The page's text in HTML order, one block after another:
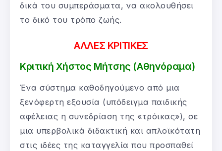
δικά του συμπεράσματα, να ακολουθήσει
το δικό του τρόπο ζωής.
ΑΛΛΕΣ ΚΡΙΤΙΚΕΣ
Κριτική Χήστος Μήτσης (Αθηνόραμα)
Ένα σύστημα καθοδηγούμενο από μια
ξενόφερτη εξουσία­ (υπόδειγμα παιδικής
αφέλειας­ η συνεδρίαση της «τρόικας»), σε
μια υπερβολικά διδακτική και απλοϊκότατη
στις ιδέες της καταγγε­λία που προσπαθεί